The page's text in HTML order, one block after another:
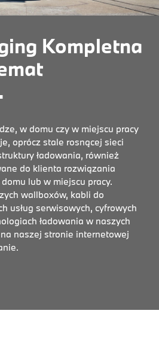
Kompletna
w domu czy w miejscu pracy
oprócz stale rosnącej sieci
ładowania, również
do klienta rozwiązania
lub w miejscu pracy.
wallboxów, kabli do
usług serwisowych, cyfrowych
ładowania w naszych
naszej stronie internetowej